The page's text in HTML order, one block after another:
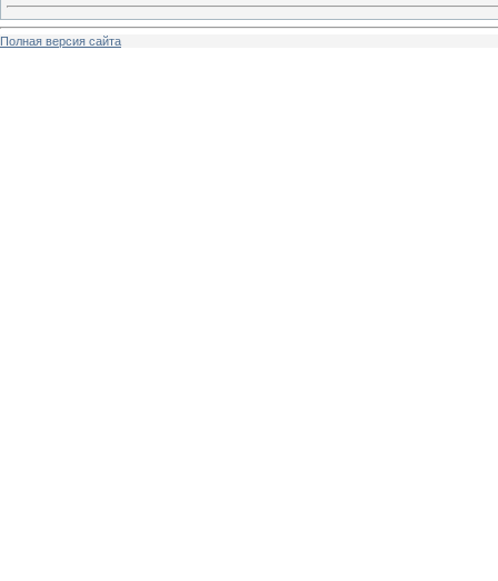
Полная версия сайта